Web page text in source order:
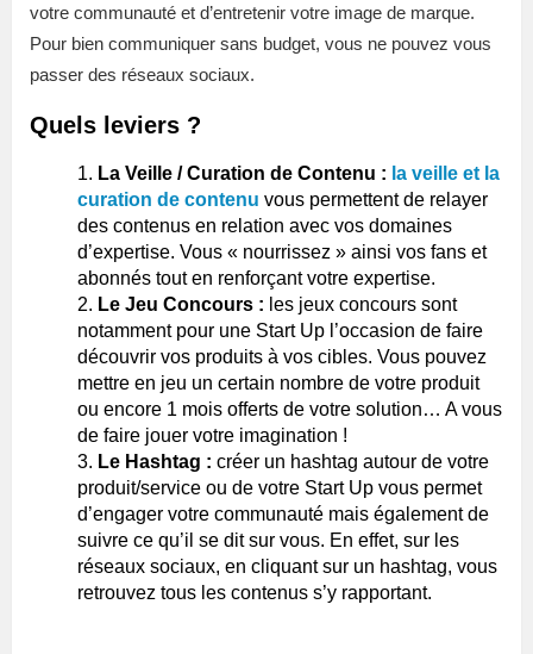
votre communauté et d’entretenir votre image de marque.
Pour bien communiquer sans budget, vous ne pouvez vous
passer des réseaux sociaux.
Quels leviers ?
La Veille / Curation de Contenu : la veille et la
curation de contenu vous permettent de relayer
des contenus en relation avec vos domaines
d’expertise. Vous « nourrissez » ainsi vos fans et
abonnés tout en renforçant votre expertise.
Le Jeu Concours : les jeux concours sont
notamment pour une Start Up l’occasion de faire
découvrir vos produits à vos cibles. Vous pouvez
mettre en jeu un certain nombre de votre produit
ou encore 1 mois offerts de votre solution… A vous
de faire jouer votre imagination !
Le Hashtag : créer un hashtag autour de votre
produit/service ou de votre Start Up vous permet
d’engager votre communauté mais également de
suivre ce qu’il se dit sur vous. En effet, sur les
réseaux sociaux, en cliquant sur un hashtag, vous
retrouvez tous les contenus s’y rapportant.